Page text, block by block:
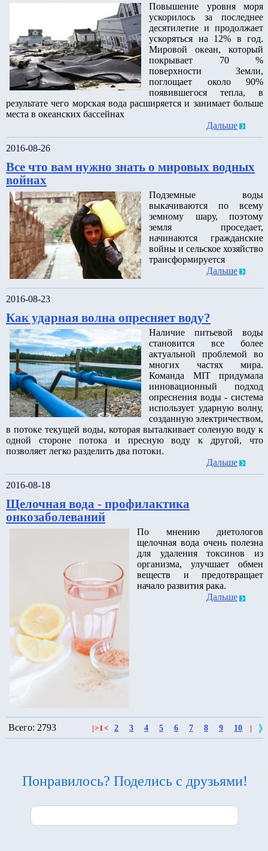
Повышение уровня моря
ускорилось за последнее
десятилетие и продолжает
ускоряться на 12% в год.
Мировой океан, который
покрывает 70 %
поверхности Земли,
поглощает около 90%
появившегося тепла, в
результате чего морская вода расширяется и занимает больше
места в океанских бассейнах
Дальше
2016-08-26
Все что вам нужно знать о мировых водных
войнах
Подземные воды
выкачиваются по всему
земному шару, поэтому
земля проседает,
начинаются гражданские
войны и сельское хозяйство
трансформируется
Дальше
2016-08-23
Как ударная волна опресняет воду?
Наличие питьевой воды
становится все более
актуальной проблемой во
многих частях мира.
Команда MIT придумала
инновационный подход
опреснения воды - система
использует ударную волну,
созданную электричеством,
в потоке текущей воды, которая выталкивает соленую воду к
одной стороне потока и пресную воду к другой, что
позволяет легко разделить два потоки.
Дальше
2016-08-18
Щелочная вода - профилактика
онкозаболеваний
По мнению диетологов
щелочная вода очень полезна
для удаления токсинов из
организма, улучшает обмен
веществ и предотвращает
начало развития рака.
Дальше
Всего: 2793 >1< 2 3 4 5 6 7 8 9 10
Понравилось? Поделись с друзьями!